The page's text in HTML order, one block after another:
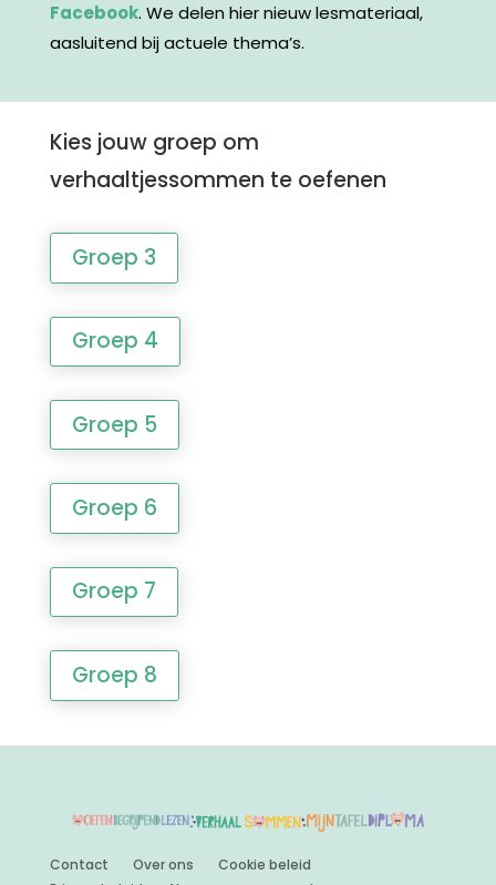
Facebook. We delen hier nieuw lesmateriaal,
aasluitend bij actuele thema’s.
Kies jouw groep om
verhaaltjessommen te oefenen
Groep 3
Groep 4
Groep 5
Groep 6
Groep 7
Groep 8
Contact Over ons
Cookie beleid